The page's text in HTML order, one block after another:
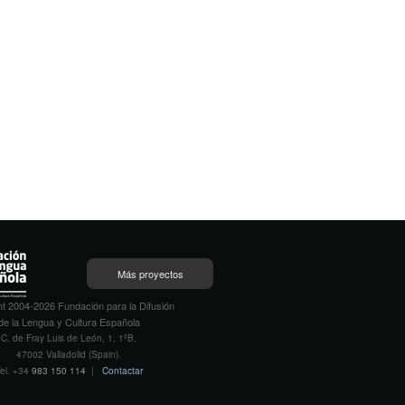
Más proyectos
2004-2026 Fundación para la Difusión
la Lengua y Cultura Española
C. de Fray Luis de León, 1, 1ºB,
47002 Valladolid (Spain).
+34 983 150 114 | Contactar